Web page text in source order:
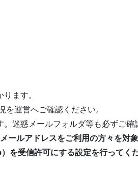
ます。
運営へご確認ください。
迷惑メールフォルダ等も必ずご確
ルアドレスをご利用の方々を対
受信許可にする設定を行ってくだ